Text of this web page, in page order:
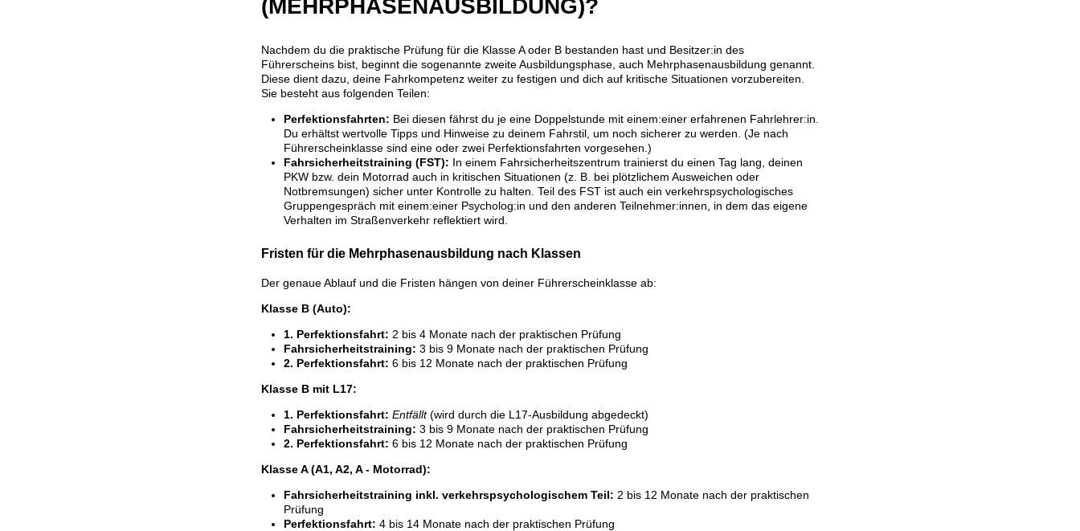
(MEHRPHASENAUSBILDUNG)?
Nachdem du die praktische Prüfung für die Klasse A oder B bestanden hast und Besitzer:in des
Führerscheins bist, beginnt die sogenannte zweite Ausbildungsphase, auch Mehrphasenausbildung genannt.
Diese dient dazu, deine Fahrkompetenz weiter zu festigen und dich auf kritische Situationen vorzubereiten.
Sie besteht aus folgenden Teilen:
Perfektionsfahrten: Bei diesen fährst du je eine Doppelstunde mit einem:einer erfahrenen Fahrlehrer:in.
Du erhältst wertvolle Tipps und Hinweise zu deinem Fahrstil, um noch sicherer zu werden. (Je nach
Führerscheinklasse sind eine oder zwei Perfektionsfahrten vorgesehen.)
Fahrsicherheitstraining (FST): In einem Fahrsicherheitszentrum trainierst du einen Tag lang, deinen
PKW bzw. dein Motorrad auch in kritischen Situationen (z. B. bei plötzlichem Ausweichen oder
Notbremsungen) sicher unter Kontrolle zu halten. Teil des FST ist auch ein verkehrspsychologisches
Gruppengespräch mit einem:einer Psycholog:in und den anderen Teilnehmer:innen, in dem das eigene
Verhalten im Straßenverkehr reflektiert wird.
Fristen für die Mehrphasenausbildung nach Klassen
Der genaue Ablauf und die Fristen hängen von deiner Führerscheinklasse ab:
Klasse B (Auto):
1. Perfektionsfahrt: 2 bis 4 Monate nach der praktischen Prüfung
Fahrsicherheitstraining: 3 bis 9 Monate nach der praktischen Prüfung
2. Perfektionsfahrt: 6 bis 12 Monate nach der praktischen Prüfung
Klasse B mit L17:
1. Perfektionsfahrt: Entfällt(wird durch die L17-Ausbildung abgedeckt)
Fahrsicherheitstraining: 3 bis 9 Monate nach der praktischen Prüfung
2. Perfektionsfahrt: 6 bis 12 Monate nach der praktischen Prüfung
Klasse A (A1, A2, A - Motorrad):
Fahrsicherheitstraining inkl. verkehrspsychologischem Teil: 2 bis 12 Monate nach der praktischen
Prüfung
Perfektionsfahrt: 4 bis 14 Monate nach der praktischen Prüfung